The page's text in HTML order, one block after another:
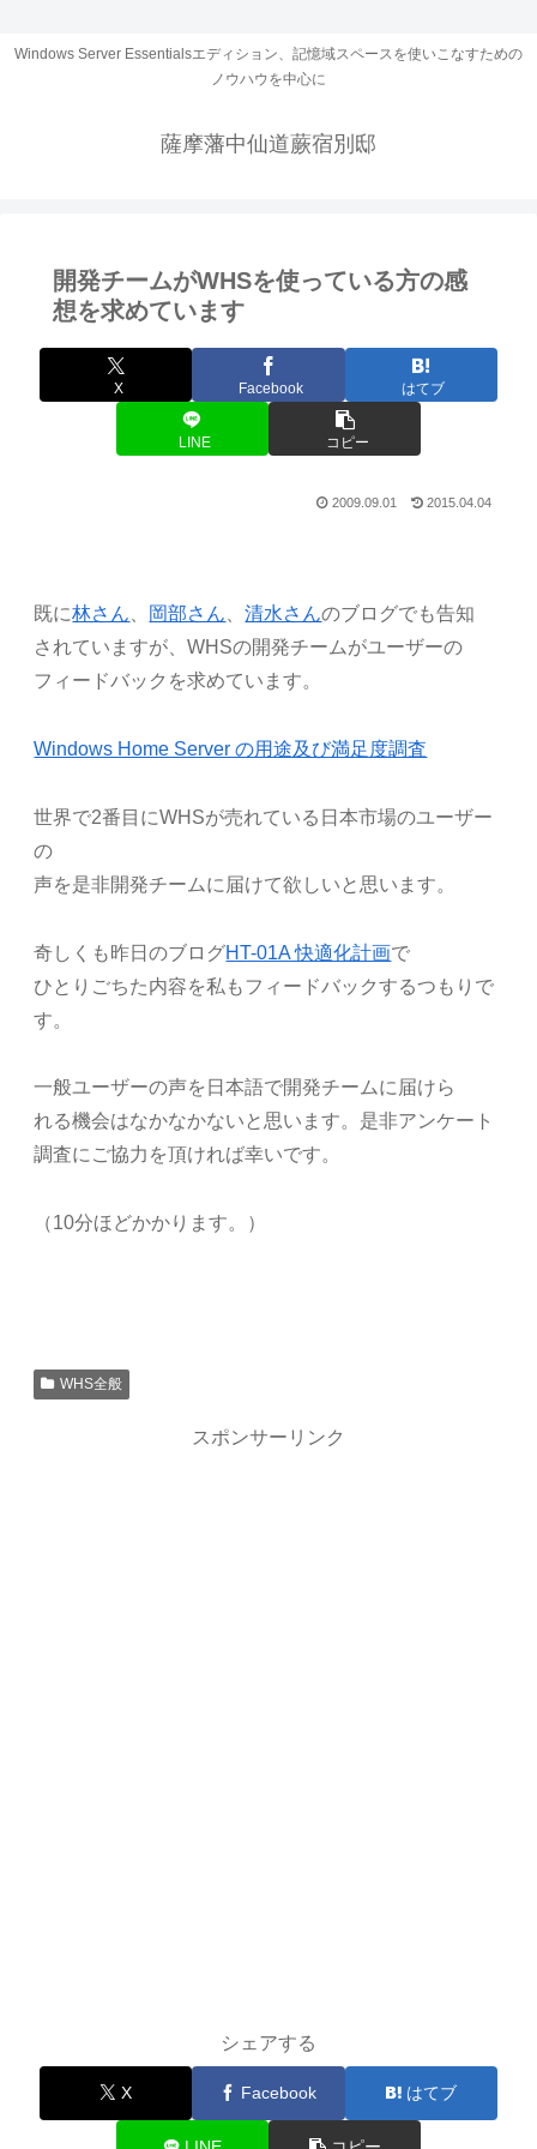
Windows Server Essentialsエディション、記憶域スペースを使いこなすための
ノウハウを中心に
薩摩藩中仙道蕨宿別邸
開発チームがWHSを使っている方の感
想を求めています
X Facebook はてブ
LINE コピー
2009.09.01 2015.04.04
既に林さん 岡部さん 、清水さんのブログでも告知
されていますが、WHSの開発チームがユーザーの
フィードバックを求めています。
Windows Home Server の用途及び満足度調査
世界で2番目にWHSが売れている日本市場のユーザー
の
声を是非開発チームに届けて欲しいと思います。
奇しくも昨日のブログHT-01A 快適化計画で
ひとりごちた内容を私もフィードバックするつもりで
す。
一般ユーザーの声を日本語で開発チームに届けら
れる機会はなかなかないと思います。是非アンケート
調査にご協力を頂ければ幸いです。
（10分ほどかかります。）
WHS全般
スポンサーリンク
シェアする
X Facebook はてブ